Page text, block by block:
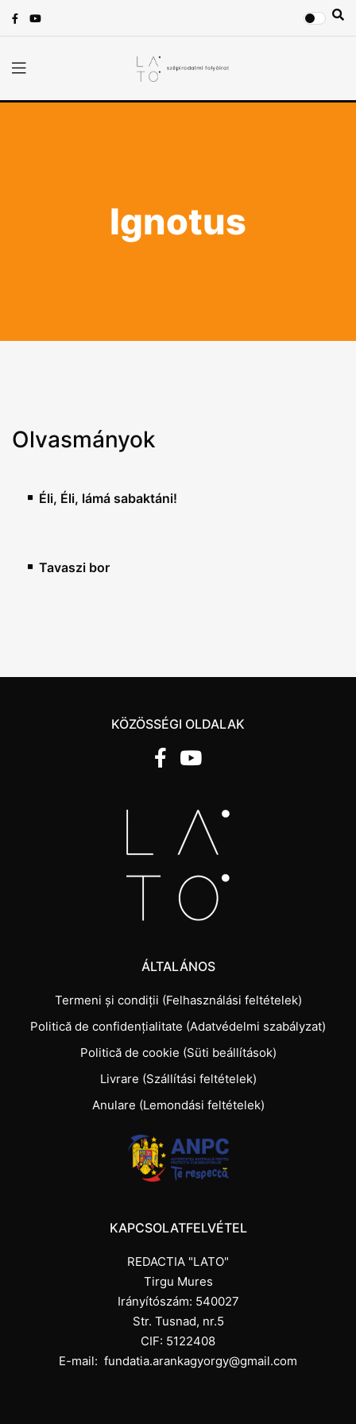
Ignotus
Olvasmányok
Éli, Éli, lámá sabaktáni!
Tavaszi bor
KÖZÖSSÉGI OLDALAK
ÁLTALÁNOS
Termeni și condiții (Felhasználási feltételek)
Politică de confidențialitate (Adatvédelmi szabályzat)
Politică de cookie (Süti beállítások)
Livrare (Szállítási feltételek)
Anulare (Lemondási feltételek)
KAPCSOLATFELVÉTEL
REDACTIA "LATO"
Tirgu Mures
Irányítószám: 540027
Str. Tusnad, nr.5
CIF: 5122408
E-mail: fundatia.arankagyorgy@gmail.com